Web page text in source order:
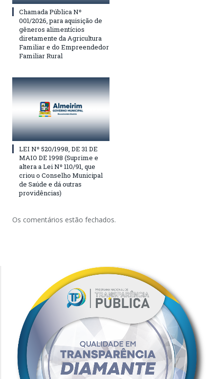
Chamada Pública Nº
001/2026, para aquisição de
gêneros alimentícios
diretamente da Agricultura
Familiar e do Empreendedor
Familiar Rural
LEI Nº 520/1998, DE 31 DE
MAIO DE 1998 (Suprime e
altera a Lei Nº 110/91, que
criou o Conselho Municipal
de Saúde e dá outras
providências)
Os comentários estão fechados.